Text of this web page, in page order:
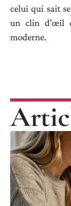
celui qui sait
un clin d’œil
moderne.